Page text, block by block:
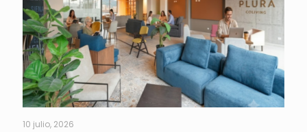
10 julio, 2026